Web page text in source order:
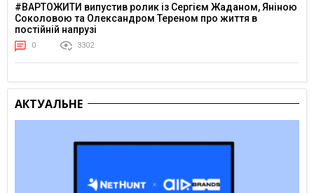
#ВАРТОЖИТИ випустив ролик із Сергієм Жаданом, Яніною
Соколовою та Олександром Тереном про життя в
постійній напрузі
0 3302
АКТУАЛЬНЕ